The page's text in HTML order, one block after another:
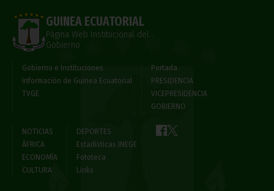
GUINEA ECUATORIAL
Página Web Institucional del
Gobierno
Gobierno e Instituciones
Información de Guinea Ecuatorial
TVGE
Portada
PRESIDENCIA
VICEPRESIDENCIA
GOBIERNO
NOTICIAS
ÁFRICA
ECONOMÍA
CULTURA
DEPORTES
Estadísticas INEGE
Fototeca
Links